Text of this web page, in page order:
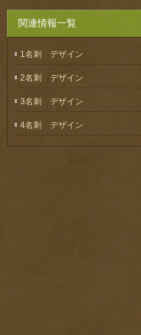
関連情報一覧
1名刺 デザイン
2名刺 デザイン
3名刺 デザイン
4名刺 デザイン